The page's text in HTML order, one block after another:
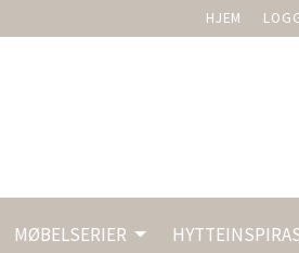
HJEM
MØBELSERIER